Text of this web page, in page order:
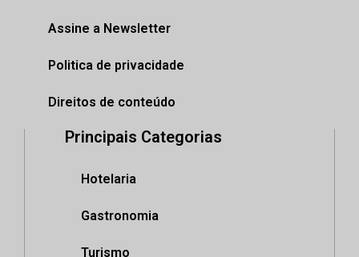
Assine a Newsletter
Politica de privacidade
Direitos de conteúdo
Principais Categorias
Hotelaria
Gastronomia
Turismo